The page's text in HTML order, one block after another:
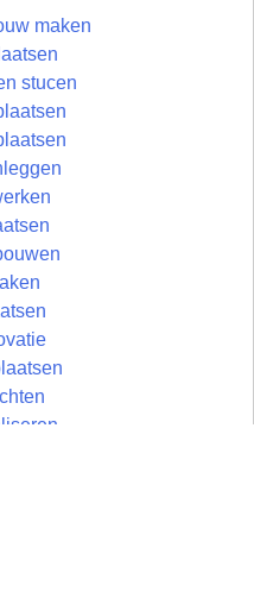
maken
stucen